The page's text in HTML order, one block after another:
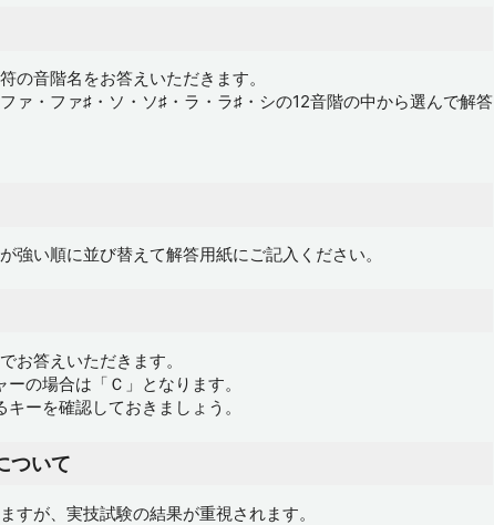
の音階名をお答えいただきます。
ァ・ファ♯・ソ・ソ♯・ラ・ラ♯・シの12音階の中から選んで解答
強い順に並び替えて解答用紙にご記入ください。
お答えいただきます。
の場合は「Ｃ」となります。
ーを確認しておきましょう。
ついて
すが、実技試験の結果が重視されます。